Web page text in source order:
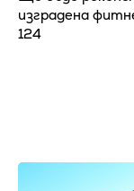
изградена
124